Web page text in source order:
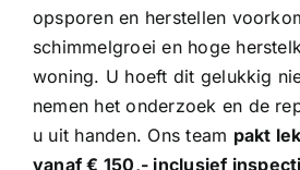
opsporen en herstellen
schimmelgroei en hoge
woning. U hoeft dit gelukkig
nemen het onderzoek en de
u uit handen. Ons team pakt
vanaf € 150,- inclusief